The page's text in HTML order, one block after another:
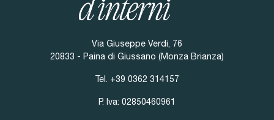
Via Giuseppe Verdi, 76
20833 - Paina di Giussano (Monza Brianza)
Tel. +39 0362 314157
P. Iva: 02850460961